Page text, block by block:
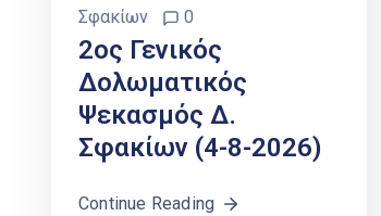
Σφακίων
0
2ος Γενικός
Δολωματικός
Ψεκασμός Δ.
Σφακίων (4-8-2026)
Continue Reading